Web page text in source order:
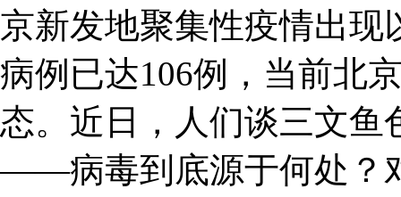
京新发地聚集性疫情出现
病例已达106例，当前北
态。近日，人们谈三文
——病毒到底源于何处？